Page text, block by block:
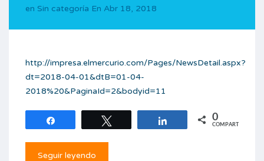
en Sin categoría En Abr 18, 2018
http://impresa.elmercurio.com/Pages/NewsDetail.aspx?
dt=2018-04-01&dtB=01-04-
2018%20&PaginaId=2&bodyid=11
Compartir 0
COMPARTIR
Seguir leyendo